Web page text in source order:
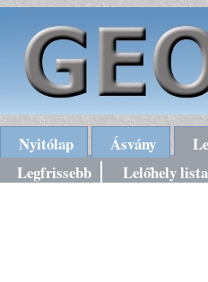
Nyitólap Ásvány
Legfrissebb
Lelőhely lista